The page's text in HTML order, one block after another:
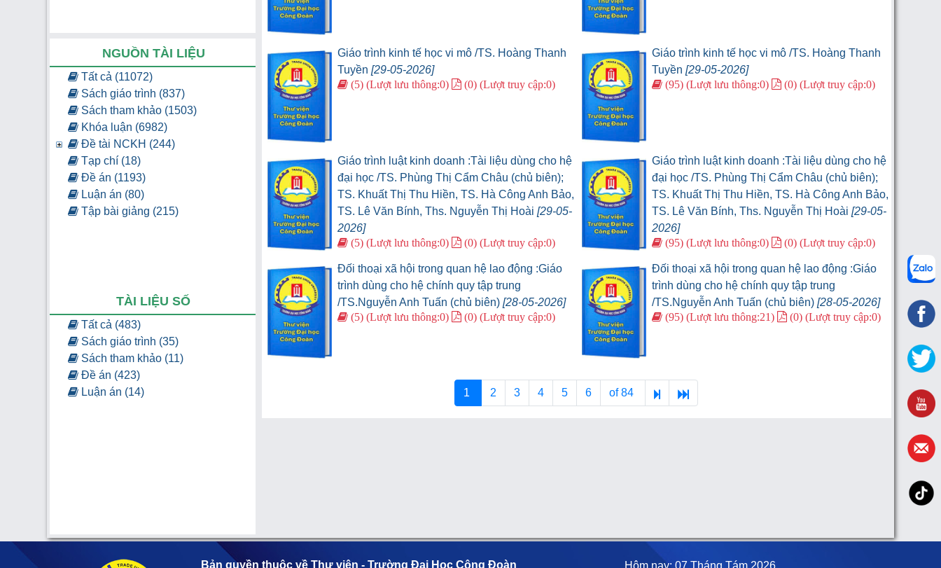
NGUỒN TÀI LIỆU
Tất cả (11072)
Sách giáo trình (837)
Sách tham khảo (1503)
Khóa luận (6982)
Đề tài NCKH (244)
Tạp chí (18)
Đề án (1193)
Luận án (80)
Tập bài giảng (215)
TÀI LIỆU SỐ
Tất cả (483)
Sách giáo trình (35)
Sách tham khảo (11)
Đề án (423)
Luận án (14)
Giáo trình kinh tế học vi mô /TS. Hoàng Thanh
Tuyền [29-05-2026]
(5) (Lượt lưu thông:0) (0) (Lượt truy cập:0)
Giáo trình kinh tế học vi mô /TS. Hoàng Thanh
Tuyền [29-05-2026]
(95) (Lượt lưu thông:0) (0) (Lượt truy cập:0)
Giáo trình luật kinh doanh :Tài liệu dùng cho hệ
đại học /TS. Phùng Thị Cẩm Châu (chủ biên);
TS. Khuất Thị Thu Hiền, TS. Hà Công Anh Bảo,
TS. Lê Văn Bính, Ths. Nguyễn Thị Hoài [29-05-
2026]
(5) (Lượt lưu thông:0) (0) (Lượt truy cập:0)
Giáo trình luật kinh doanh :Tài liệu dùng cho hệ
đại học /TS. Phùng Thị Cẩm Châu (chủ biên);
TS. Khuất Thị Thu Hiền, TS. Hà Công Anh Bảo,
TS. Lê Văn Bính, Ths. Nguyễn Thị Hoài [29-05-
2026]
(95) (Lượt lưu thông:0) (0) (Lượt truy cập:0)
Đối thoại xã hội trong quan hệ lao động :Giáo
trình dùng cho hệ chính quy tập trung
/TS.Nguyễn Anh Tuấn (chủ biên)[28-05-2026]
(5) (Lượt lưu thông:0) (0) (Lượt truy cập:0)
Đối thoại xã hội trong quan hệ lao động :Giáo
trình dùng cho hệ chính quy tập trung
/TS.Nguyễn Anh Tuấn (chủ biên) [28-05-2026]
(95) (Lượt lưu thông:21) (0) (Lượt truy cập:0)
1 2 3 4 5 6 of 84
Bản quyền thuộc về Thư viện - Trường Đại Học Công Đoàn